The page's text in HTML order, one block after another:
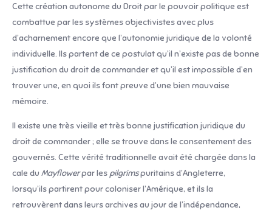
Cette création autonome du Droit par le pouvoir politique est
combattue par les systèmes objectivistes avec plus
d’acharnement encore que l’autonomie juri­dique de la volonté
individuelle. Ils partent de ce pos­tulat qu’il n’existe pas de bonne
justification du droit de commander et qu’il est impossible d’en
trouver une, en quoi ils font preuve d’une bien mauvaise
mémoire.
Il existe une très vieille et très bonne justification juridique du
droit de commander ; elle se trouve dans le consentement des
gouvernés. Cette vérité traditionnelle avait été chargée dans la
cale du Mayflowerpar les pilgrimspuritains d’Angleterre,
lorsqu’ils partirent pour coloniser l’Amérique, et ils la
retrouvèrent dans leurs archives au jour de l’indépendance,